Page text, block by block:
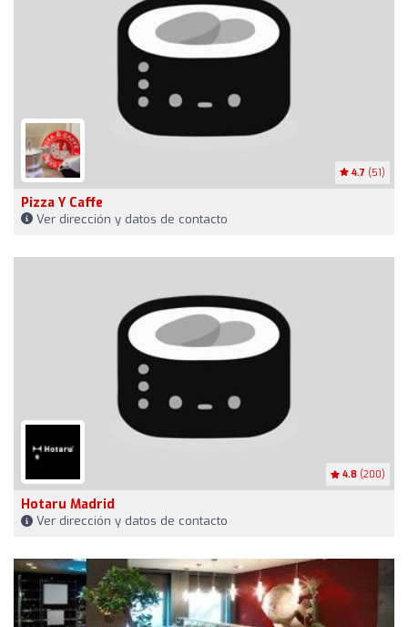
4.7 (51)
Pizza Y Caffe
Ver dirección y datos de contacto
4.8 (200)
Hotaru Madrid
Ver dirección y datos de contacto